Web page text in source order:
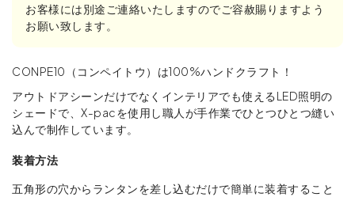
お客様には別途ご連絡いたしますのでご容赦賜りますよう
お願い致します。
CONPE10（コンペイトウ）は100%ハンドクラフト！
アウトドアシーンだけでなくインテリアでも使えるLED照明の
シェードで、X-pacを使⽤し職⼈が⼿作業でひとつひとつ縫い
込んで制作しています。
装着⽅法
五⾓形の⽳からランタンを差し込むだけで簡単に装着すること